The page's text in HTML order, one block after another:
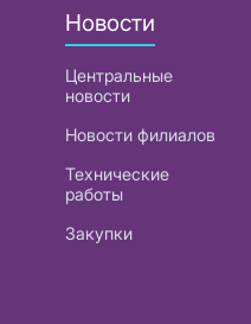
Новости
Центральные
новости
Новости филиалов
Технические
работы
Закупки